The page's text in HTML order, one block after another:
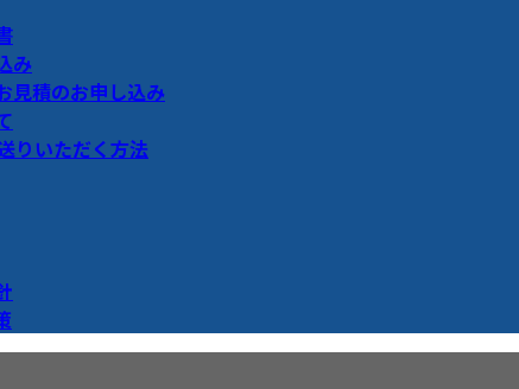
み
見積のお申し込み
りいただく方法